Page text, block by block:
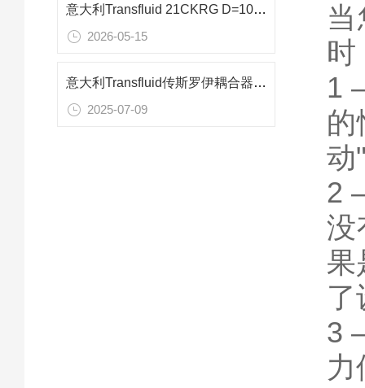
意大利Transfluid 21CKRG D=100 G=70带销液力耦合器 船舶行业应用
2026-05-15
意大利Transfluid传斯罗伊耦合器原厂直供
2025-07-09
时
1
的
动
2
没
果
了
3